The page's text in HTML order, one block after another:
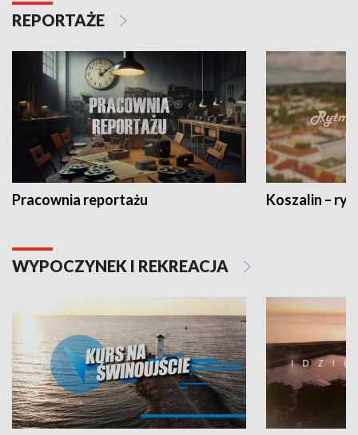
REPORTAŻE
Pracownia reportażu Koszalin –
WYPOCZYNEK I REKREACJA